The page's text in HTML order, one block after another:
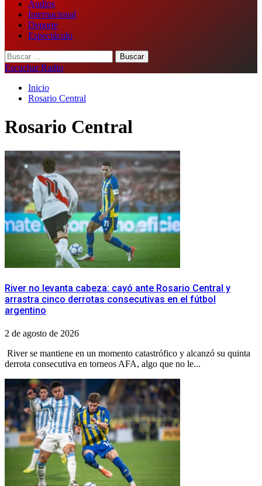
Audios
Internacional
Deporte
Espectáculo
Buscar:
Escuchar Radio
Inicio
Rosario Central
Rosario Central
River no levanta cabeza: cayó ante Rosario Central y
arrastra cinco derrotas consecutivas en el fútbol
argentino
2 de agosto de 2026
River se mantiene en un momento catastrófico y alcanzó su quinta
derrota consecutiva en torneos AFA, algo que no le...